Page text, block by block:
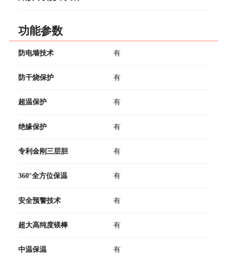
功能参数
防电墙技术 有
防干烧保护 有
超温保护 有
绝缘保护 有
专利金刚三层胆 有
360°全方位保温 有
安全预警技术 有
超大高纯度镁棒 有
中温保温 有